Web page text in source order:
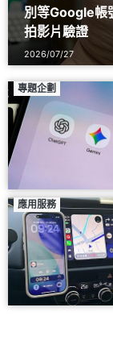
別等Google帳
拍影片驗證
2026/07/27
專題企劃
應用服務